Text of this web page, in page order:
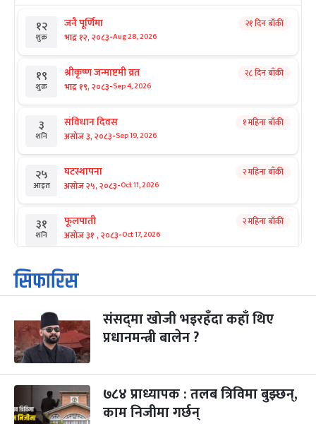
१२
शुक्र
जनै पूर्णिमा
भाद्र १२, २०८३-Aug 28, 2026
२१ दिन बाँकी
१९
शुक्र
श्रीकृष्ण जन्माष्टमी व्रत
भाद्र १९, २०८३-Sep 4, 2026
२८ दिन बाँकी
३
शनि
संविधान दिवस
असोज ३, २०८३-Sep 19, 2026
१ महिना बाँकी
२५
आइत
घटस्थापना
असोज २५, २०८३-Oct 11, 2026
२ महिना बाँकी
३१
शनि
फूलपाती
असोज ३१ , २०८३-Oct 17, 2026
२ महिना बाँकी
१
आइत
कार्तिक सङ्क्रान्ति
कार्तिक १, २०८३
३
मंगल
महानवमी
कार्तिक ३, २०८३-Oct 20, 2026
२ महिना बाँकी
४
बुध कार्तिक ४, २०८३
पापा‌ङ्कुशा एकादशी व्रत
सिफारिस
संसद्‌मा खोजी भइरहँदा कहाँ थिए
प्रधानमन्त्री बालेन ?
७८४ प्राध्यापक : तलब त्रिविमा बुझ्छन्,
काम निजीमा गर्छन्